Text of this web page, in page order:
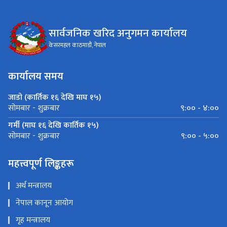
सार्वजनिक खरिद अनुगमन कार्यालय
केसरमहल काठमाडौं, नेपाल
कार्यालय समय
जाडो (कार्तिक १६ देखि माघ १५)
सोमबार - शुक्रबार
९:०० - ४:००
गर्मी (माघ १६ देखि कार्तिक १५)
सोमबार - शुक्रबार ९:०० - ५:००
महत्त्वपूर्ण लिङ्कहरू
अर्थ मन्त्रालय
नेपाल कानून आयोग
गृह मन्त्रालय